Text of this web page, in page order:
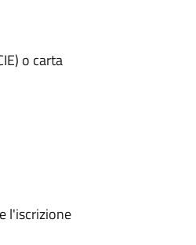
o carta
l'iscrizione